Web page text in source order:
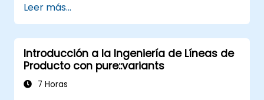
comprender los conceptos clave de la
ingeniería de líneas de producto; modelar la
variabilidad y las líneas de producto con o sin
herramientas; implementar un proceso
integral desde la definición de la variabilidad
hasta la derivación del producto; y evaluar los
Leer más...
Introducción a la Ingeniería de Líneas de
Producto con pure::variants
7 Horas